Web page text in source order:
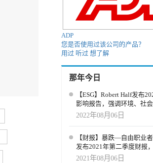
ADP
您是否使用过该公司的产品？
用过 听过 想了解
那年今日
【ESG】Robert Half发布
影响报告，强调环境、社
（ESG）优先事项的进展
2022年08月06日
【财报】暴跌—自由职业
发布2021年第二季度财报，
60%，但股价暴跌24%
2021年08月06日